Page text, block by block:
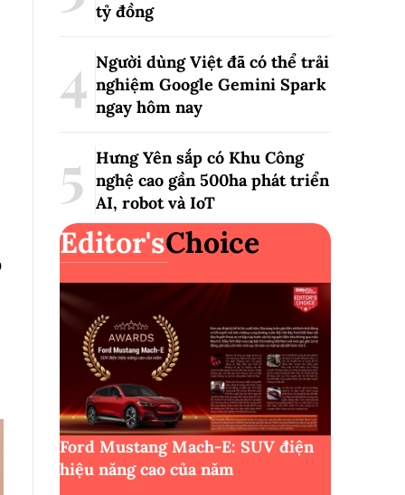
tỷ đồng
Người dùng Việt đã có thể trải
nghiệm Google Gemini Spark
ngay hôm nay
Hưng Yên sắp có Khu Công
nghệ cao gần 500ha phát triển
AI, robot và IoT
Editor'sChoice
Ford Mustang Mach-E: SUV điện
hiệu năng cao của năm